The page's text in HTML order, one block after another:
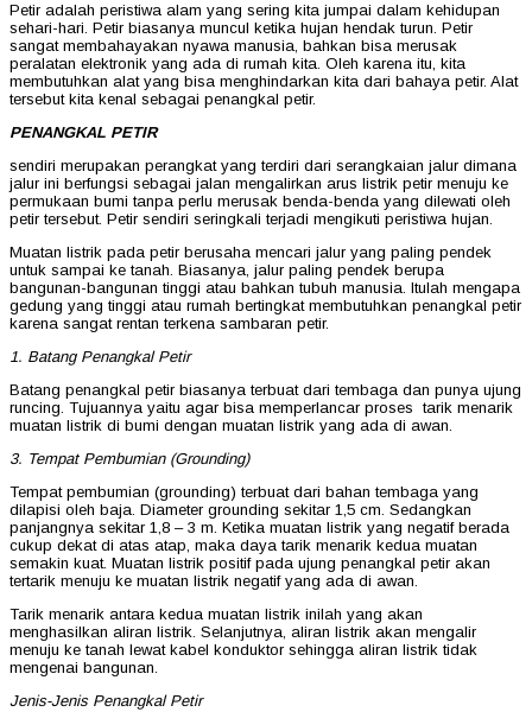
Petir adalah peristiwa alam yang sering kita jumpai dalam kehidupan
sehari-hari. Petir biasanya muncul ketika hujan hendak turun. Petir
sangat membahayakan nyawa manusia, bahkan bisa merusak
peralatan elektronik yang ada di rumah kita. Oleh karena itu, kita
membutuhkan alat yang bisa menghindarkan kita dari bahaya petir. Alat
tersebut kita kenal sebagai penangkal petir.
PENANGKAL PETIR
sendiri merupakan perangkat yang terdiri dari serangkaian jalur dimana
jalur ini berfungsi sebagai jalan mengalirkan arus listrik petir menuju ke
permukaan bumi tanpa perlu merusak benda-benda yang dilewati oleh
petir tersebut. Petir sendiri seringkali terjadi mengikuti peristiwa hujan.
Muatan listrik pada petir berusaha mencari jalur yang paling pendek
untuk sampai ke tanah. Biasanya, jalur paling pendek berupa
bangunan-bangunan tinggi atau bahkan tubuh manusia. Itulah mengapa
gedung yang tinggi atau rumah bertingkat membutuhkan penangkal petir
karena sangat rentan terkena sambaran petir.
1. Batang Penangkal Petir
Batang penangkal petir biasanya terbuat dari tembaga dan punya ujung
runcing. Tujuannya yaitu agar bisa memperlancar proses tarik menarik
muatan listrik di bumi dengan muatan listrik yang ada di awan.
3. Tempat Pembumian (Grounding)
Tempat pembumian (grounding) terbuat dari bahan tembaga yang
dilapisi oleh baja. Diameter grounding sekitar 1,5 cm. Sedangkan
panjangnya sekitar 1,8 – 3 m. Ketika muatan listrik yang negatif berada
cukup dekat di atas atap, maka daya tarik menarik kedua muatan
semakin kuat. Muatan listrik positif pada ujung penangkal petir akan
tertarik menuju ke muatan listrik negatif yang ada di awan.
Tarik menarik antara kedua muatan listrik inilah yang akan
menghasilkan aliran listrik. Selanjutnya, aliran listrik akan mengalir
menuju ke tanah lewat kabel konduktor sehingga aliran listrik tidak
mengenai bangunan.
Jenis-Jenis Penangkal Petir